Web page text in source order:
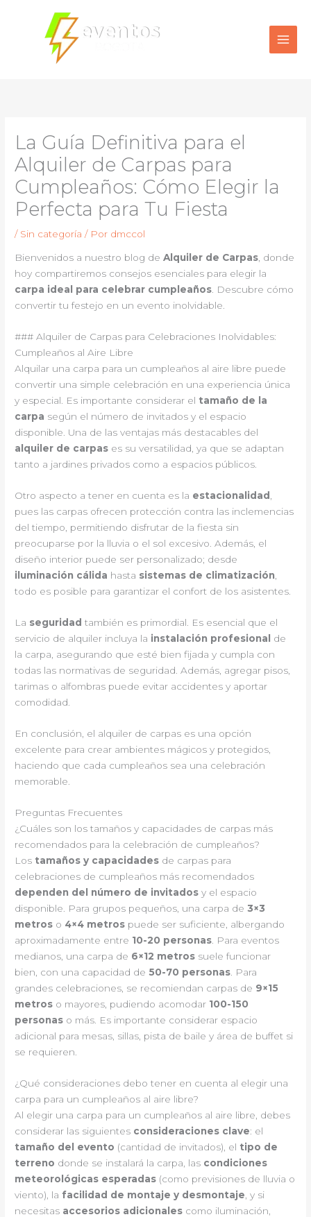
contenido
La Guía Definitiva para el
Alquiler de Carpas para
Cumpleaños: Cómo Elegir la
Perfecta para Tu Fiesta
/ Sin categoría / Por dmccol
Bienvenidos a nuestro blog deAlquiler de Carpas, donde
hoy compartiremos consejos esenciales para elegir la
carpa ideal para celebrar cumpleaños. Descubre cómo
convertir tu festejo en un evento inolvidable.
### Alquiler de Carpas para Celebraciones Inolvidables:
Cumpleaños al Aire Libre
Alquilar una carpa para un cumpleaños al aire libre puede
convertir una simple celebración en una experiencia única
y especial. Es importante considerar el tamaño de la
carpa según el número de invitados y el espacio
disponible. Una de las ventajas más destacables del
alquiler de carpas es su versatilidad, ya que se adaptan
tanto a jardines privados como a espacios públicos.
Otro aspecto a tener en cuenta es la estacionalidad
pues las carpas ofrecen protección contra las inclemencias
del tiempo, permitiendo disfrutar de la fiesta sin
preocuparse por la lluvia o el sol excesivo. Además, el
diseño interior puede ser personalizado; desde
iluminación cálida hasta sistemas de climatización
todo es posible para garantizar el confort de los asistentes.
La seguridad también es primordial. Es esencial que el
servicio de alquiler incluya la instalación profesional
de
la carpa, asegurando que esté bien fijada y cumpla con
todas las normativas de seguridad. Además, agregar pisos,
tarimas o alfombras puede evitar accidentes y aportar
comodidad.
En conclusión, el alquiler de carpas es una opción
excelente para crear ambientes mágicos y protegidos,
haciendo que cada cumpleaños sea una celebración
memorable.
Preguntas Frecuentes
¿Cuáles son los tamaños y capacidades de carpas más
recomendados para la celebración de cumpleaños?
Los tamaños y capacidades de carpas para
celebraciones de cumpleaños más recomendados
dependen del número de invitados y el espacio
disponible. Para grupos pequeños, una carpa de3×3
metros o 4×4 metros puede ser suficiente, albergando
aproximadamente entre 10-20 personas . Para eventos
medianos, una carpa de 6×12 metros suele funcionar
bien, con una capacidad de 50-70 personas . Para
grandes celebraciones, se recomiendan carpas de 9×15
metros o mayores, pudiendo acomodar 100-150
personas o más. Es importante considerar espacio
adicional para mesas, sillas, pista de baile y área de buffet si
se requieren.
¿Qué consideraciones debo tener en cuenta al elegir una
carpa para un cumpleaños al aire libre?
Al elegir una carpa para un cumpleaños al aire libre, debes
considerar las siguientes consideraciones clave: el
tamaño del evento (cantidad de invitados), el tipo de
terreno donde se instalará la carpa, las condiciones
meteorológicas esperadas (como previsiones de lluvia o
viento), la facilidad de montaje y desmontaje , y si
necesitas accesorios adicionales como iluminación,